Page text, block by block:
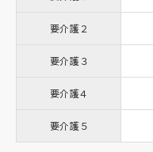
要介護２
要介護３
要介護４
要介護５